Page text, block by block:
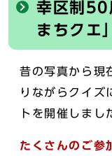
幸区制50
まちクエ」
昔の写真から現
りながらクイズ
トを開催しまし
たくさんのご参